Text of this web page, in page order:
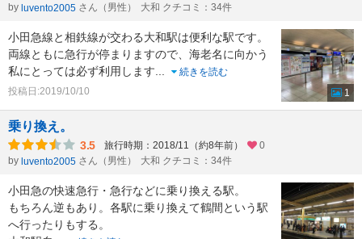
by luvento2005 さん（男性） 大和 クチコミ：34件
小田急線と相鉄線が交わる大和駅は便利な駅です。
両線ともに急行が停まりますので、海老名に向かう
私にとっては必ず利用します...
続きを読む
投稿日:2019/10/10
1
乗り換え。
3.5 旅行時期：2018/11（約8年前）
0
by luvento2005 さん（男性） 大和 クチコミ：34件
小田急の快速急行・急行などに乗り換える駅。
もちろん逆もあり。各駅に乗り換えて鶴間という駅
へ行ったりもする。